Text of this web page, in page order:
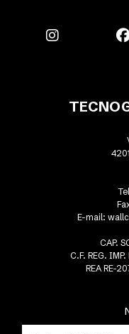
E-mail:
CAP.
C.F. REG.
REA RE-